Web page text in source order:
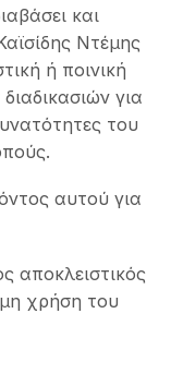
και
Ντέμης
ή ποινική
για
του
αυτού για
αποκλειστικός
χρήση του